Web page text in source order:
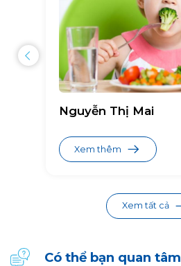
Nguyễn Thị Mai
Xem thêm
Xem tất cả
Có thể bạn quan tâm